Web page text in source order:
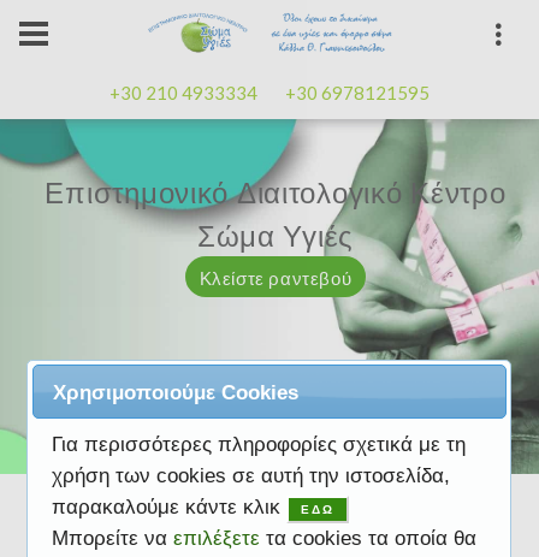
+30 210 4933334 +30 6978121595
Επαγγελματισμός, εμπειρίακαλή
διάθεση
Κλείστε ραντεβού
Επιστημονικό Διαιτολογικό Κέντρο
Σώμα Υγιές
Κλείστε ραντεβού
Μαζί μας μπορείτε
Κλείστε ραντεβού
Επαγγελματισμός, εμπειρίακαλή
διάθεση
Κλείστε ραντεβού
Επιστημονικό Διαιτολογικό Κέντρο
Σώμα Υγιές
Κλείστε ραντεβού
Χρησιμοποιούμε Cookies
Για περισσότερες πληροφορίες σχετικά με τη
χρήση των cookies σε αυτή την ιστοσελίδα,
παρακαλούμε κάντε κλικ
ΕΔΩ
Μπορείτε να επιλέξετε τα cookies τα οποία θα